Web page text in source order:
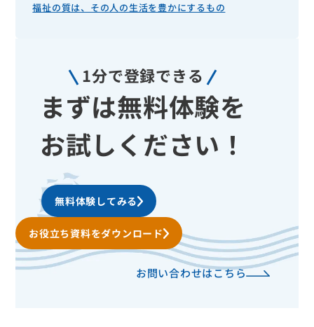
福祉の質は、その人の生活を豊かにするもの
1分で登録できる
まずは無料体験を
お試しください！
無料体験してみる
お役立ち資料をダウンロード
お問い合わせはこちら